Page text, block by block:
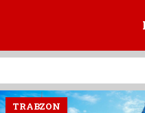
TRABZON